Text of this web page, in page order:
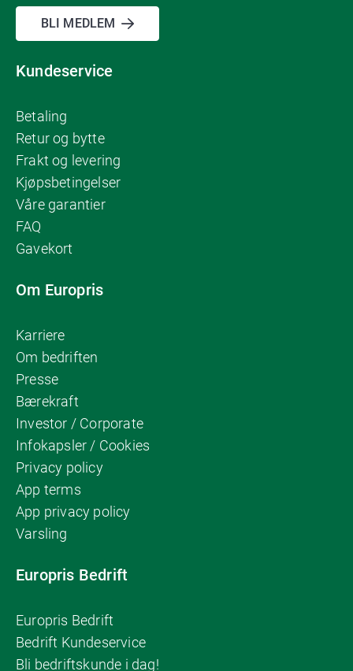
BLI MEDLEM
Kundeservice
Betaling
Retur og bytte
Frakt og levering
Kjøpsbetingelser
Våre garantier
FAQ
Gavekort
Om Europris
Karriere
Om bedriften
Presse
Bærekraft
Investor / Corporate
Infokapsler / Cookies
Privacy policy
App terms
App privacy policy
Varsling
Europris Bedrift
Europris Bedrift
Bedrift Kundeservice
Bli bedriftskunde i dag!